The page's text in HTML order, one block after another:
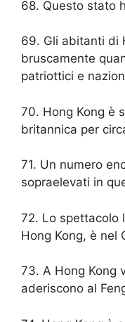
68. Questo stato
69. Gli abitanti di
bruscamente
patriottici e
70. Hong Kong è
britannica per
71. Un numero
sopraelevati in
72. Lo spettacolo
Hong Kong, è nel
73. A Hong Kong
aderiscono al